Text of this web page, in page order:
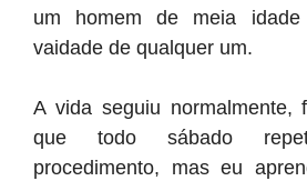
um homem de meia
vaidade de qualquer um.
A vida seguiu normalmente,
que todo sábado
procedimento, mas eu